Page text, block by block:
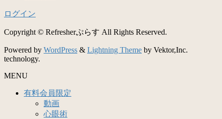
ログイン
Copyright © Refresherぷらす All Rights Reserved.
Powered by WordPress & Lightning Theme by Vektor,Inc.
technology.
MENU
有料会員限定
動画
心眼術